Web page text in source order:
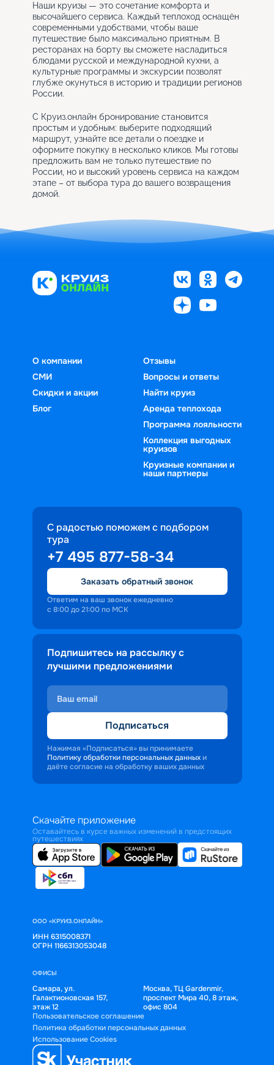
Наши круизы — это сочетание комфорта и
высочайшего сервиса. Каждый теплоход оснащён
современными удобствами, чтобы ваше
путешествие было максимально приятным. В
ресторанах на борту вы сможете насладиться
блюдами русской и международной кухни, а
культурные программы и экскурсии позволят
глубже окунуться в историю и традиции регионов
России.
С Круиз.онлайн бронирование становится
простым и удобным: выберите подходящий
маршрут, узнайте все детали о поездке и
оформите покупку в несколько кликов. Мы готовы
предложить вам не только путешествие по
России, но и высокий уровень сервиса на каждом
этапе – от выбора тура до вашего возвращения
домой.
О компании
СМИ
Скидки и акции
Блог
Отзывы
Вопросы и ответы
Найти круиз
Аренда теплохода
Программа лояльности
Коллекция выгодных
круизов
Круизные компании и
наши партнеры
С радостью поможем с подбором
тура
+7 495 877-58-34
Заказать обратный звонок
Ответим на ваш звонок ежедневно
с 8:00 до 21:00 по МСК
Подпишитесь на рассылку с
лучшими предложениями
Подписаться
Нажимая «Подписаться» вы принимаете
Политику обработки персональных данных и
даёте согласие на обработку ваших данных
Скачайте приложение
Оставайтесь в курсе важных изменений в предстоящих
путешествиях
ООО «КРУИЗ.ОНЛАЙН»
ИНН 6315008371
ОГРН 1166313053048
ОФИСЫ
Самара, ул.
Галактионовская 157,
этаж 12
Москва, ТЦ Gardenmir,
проспект Мира 40, 8 этаж,
офис 804
Пользовательское соглашение
Политика обработки персональных данных
Использование Cookies